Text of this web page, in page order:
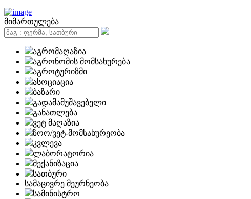
მიმართულება
აგრომაღაზია
აგრონომის მომსახურება
აგროტურიზმი
ასოციაცია
ბაზარი
გადამამუშავებელი
განათლება
ვეტ მაღაზია
ზოო/ვეტ-მომსახურეობა
კვლევა
ლაბორატორია
მექანიზაცია
სათბური
სამაცივრე მეურნეობა
სამინისტრო